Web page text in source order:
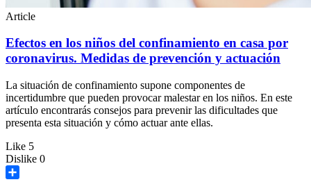
Article
Efectos en los niños del confinamiento en casa por
coronavirus. Medidas de prevención y actuación
La situación de confinamiento supone componentes de
incertidumbre que pueden provocar malestar en los niños. En este
artículo encontrarás consejos para prevenir las dificultades que
presenta esta situación y cómo actuar ante ellas.
Like 5
Dislike 0